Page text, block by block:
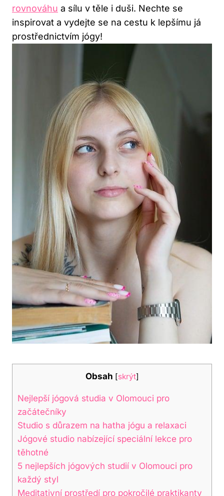
rovnováhu a sílu v těle i duši. Nechte se
inspirovat a vydejte se ​na​ cestu k lepšímu já
prostřednictvím jógy!
Obsah [skrýt]
Nejlepší ‌jógová studia v Olomouci pro
začátečníky
Studio s důrazem na hatha jógu a relaxaci
Jógové studio nabízející speciální lekce pro
těhotné
5 nejlepších jógových studií​ v Olomouci ‌pro
⁤každý styl
Meditativní prostředí pro pokročilé praktikanty